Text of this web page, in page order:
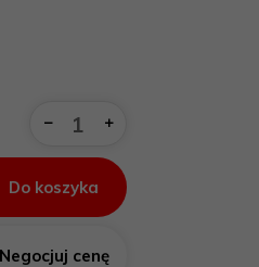
Do koszyka
Negocjuj cenę